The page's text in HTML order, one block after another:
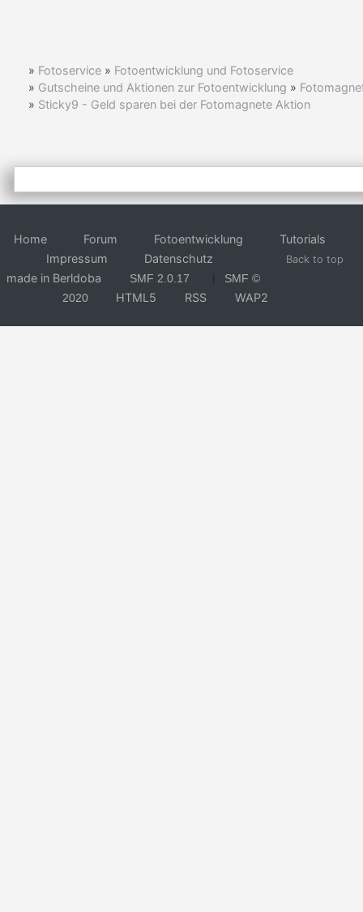
» Fotoservice » Fotoentwicklung und Fotoservice
» Gutscheine und Aktionen zur Fotoentwicklung »
» Sticky9 - Geld sparen bei der Fotomagnete Aktion
Home Forum Fotoentwicklung
Tutorials
Impressum
Datenschutz Back to top
made in Berldoba SMF 2.0.17
SMF ©
2020
HTML5 RSS WAP2